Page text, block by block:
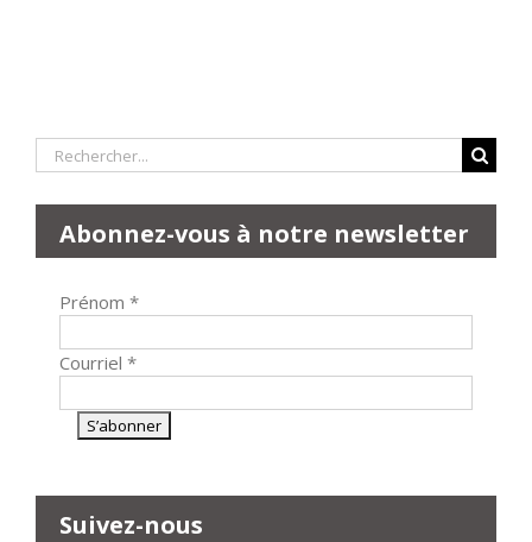
Rechercher:
Abonnez-vous à notre newsletter
Prénom *
Courriel *
Suivez-nous